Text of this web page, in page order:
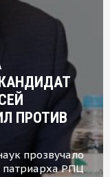
ПРОТИВ
прозвучало
патриарха РПЦ